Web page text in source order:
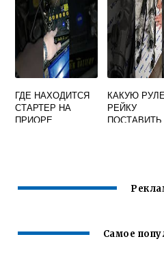
ГДЕ НАХОДИТСЯ
СТАРТЕР НА
ПРИОРЕ
КАКУЮ
РЕЙКУ
Самое